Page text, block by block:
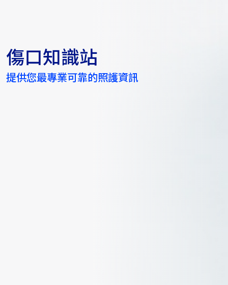
傷口知識站
提供您最專業可靠的照護資訊